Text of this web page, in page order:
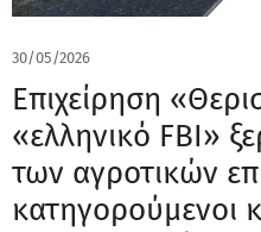
30/05/2026
Επιχείρηση
«ελληνικό FBI»
των αγροτικών
κατηγορούμενοι